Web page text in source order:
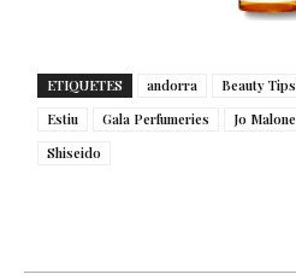
ETIQUETES andorra Beauty Tips
Estiu
Gala Perfumeries Jo Malone
Shiseido